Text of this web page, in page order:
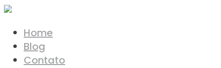
Ir
conteúdo
Home
Blog
Contato